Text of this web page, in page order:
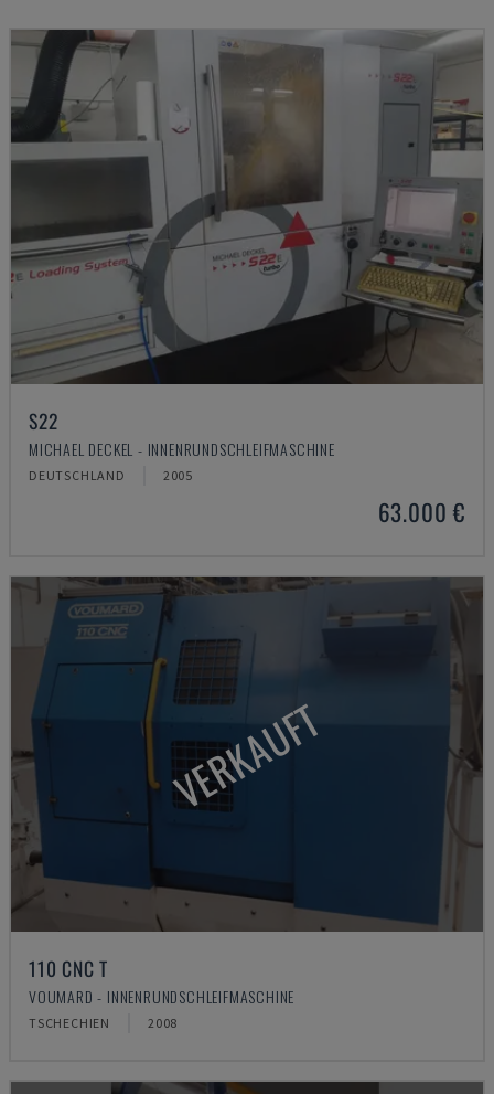
S22
MICHAEL DECKEL - INNENRUNDSCHLEIFMASCHINE
DEUTSCHLAND 2005
63.000 €
VERKAUFT
110 CNC T
VOUMARD - INNENRUNDSCHLEIFMASCHINE
TSCHECHIEN 2008